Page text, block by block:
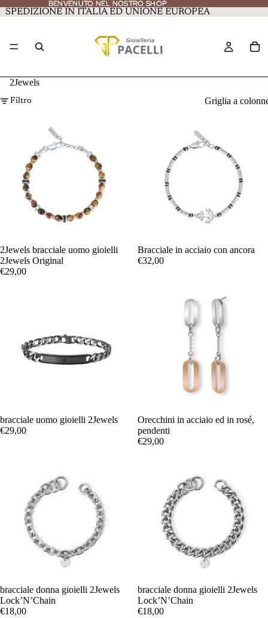
BENVENUTO NEL NOSTRO SHOP
BENVENUTO NEL NOSTRO SHOP
SPEDIZIONE IN ITALIA ED UNIONE EUROPEA
2Jewels
Filtro Griglia a
2Jewels bracciale uomo gioielli
2Jewels Original
€29,00
Bracciale in acciaio con ancora
€32,00
bracciale uomo gioielli 2Jewels
€29,00
Orecchini in acciaio ed in rosé,
pendenti
€29,00
bracciale donna gioielli 2Jewels
Lock’N’Chain
€18,00
bracciale donna gioielli 2Jewels
Lock’N’Chain
€18,00